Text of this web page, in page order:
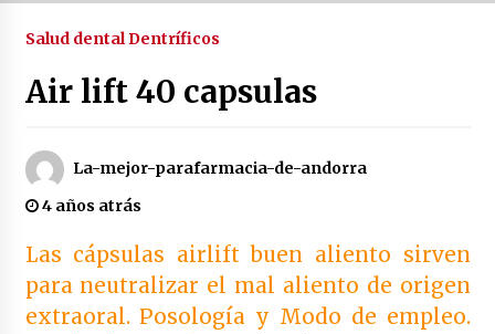
medicamentos homeopáticos BOIRON.
3 años atrás
Isd-bexident anticaries colutorio 500ml+20%
Enjuague bucal rojo de botot | 250 ml
4 años atrás
Salud dental Dentríficos
Air lift 40 capsulas
La-mejor-parafarmacia-de-andorra
4 años atrás
Las cápsulas airlift buen aliento sirven
para neutralizar el mal aliento de origen
extraoral. Posología y Modo de empleo.